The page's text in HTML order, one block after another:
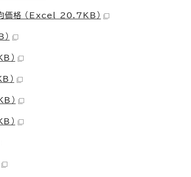
価格 （Excel 20.7KB）
）
）
）
）